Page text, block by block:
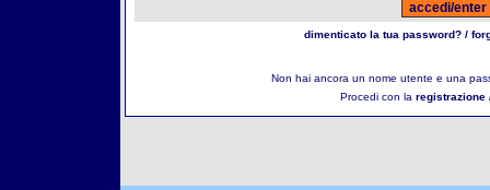
dimenticato la tua password? /
Non hai ancora un nome utente e una
Procedi con la registrazione